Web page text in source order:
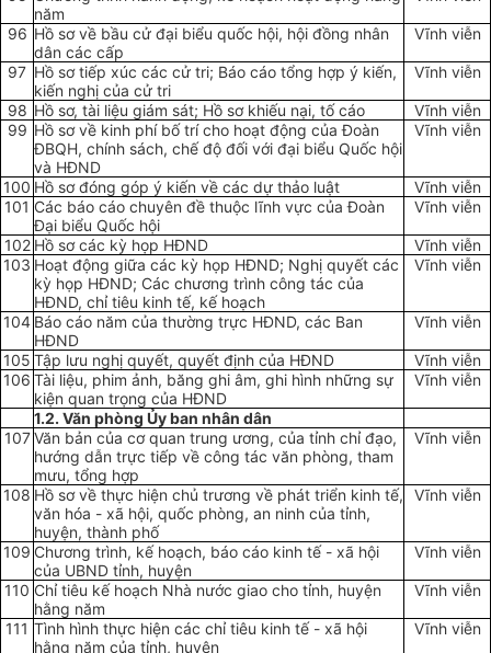
năm
96 Hồ sơ về bầu cử đại biểu quốc hội, hội đồng nhân
dân các cấp
Vĩnh viễn
97 Hồ sơ tiếp xúc các cử tri; Báo cáo tổng hợp ý kiến,
kiến nghị của cử tri
Vĩnh viễn
98 Hồ sơ, tài liệu giám sát; Hồ sơ khiếu nại, tố cáo
Vĩnh viễn
99 Hồ sơ về kinh phíbố trí cho hoạt động của Đoàn
ĐBQH, chính sách, chế độ đối với đại biểu Quốc hội
và HĐND
Vĩnh viễn
100 Hồ sơ đóng góp ý kiến về các dự thảo luật
Vĩnh viễn
101 Các báo cáo chuyên đề thuộc lĩnh vực của Đoàn
Đại biểu Quốc hội
Vĩnh viễn
102 Hồ sơ các kỳ họp HĐND
Vĩnh viễn
103 Hoạt động giữa các kỳ họp HĐND; Nghị quyết các
kỳ họp HĐND; Các chương trình công tác của
HĐND, chỉ tiêu kinh tế, kế hoạch
Vĩnh viễn
104 Báo cáo năm của thường trực HĐND, các Ban
HĐND
Vĩnh viễn
105 Tập lưu nghị quyết, quyết định của HĐND
Vĩnh viễn
106 Tài liệu, phim ảnh, băng ghi âm, ghi hình những sự
kiện quan trọng của HĐND
Vĩnh viễn
1.2. Văn phòng Ủy ban nhân dân
107 Văn bản của cơ quan trung ương, của tỉnh chỉ đạo,
hướng dẫn trực tiếp về công tác văn phòng, tham
mưu, tổng hợp
Vĩnh viễn
108 Hồ sơ về thực hiện chủ trương về phát triển kinh tế,
văn hóa - xã hội, quốc phòng, an ninh của tỉnh,
huyện, thành phố
Vĩnh viễn
109 Chương trình, kế hoạch, báo cáo kinh tế - xã hội
của UBND tỉnh, huyện
Vĩnh viễn
110 Chỉ tiêu kế hoạch Nhà nước giao cho tỉnh, huyện
hằng năm
Vĩnh viễn
111 Tình hình thực hiện các chỉ tiêu kinh tế - xã hội
hằng năm của tỉnh, huyện
Vĩnh viễn